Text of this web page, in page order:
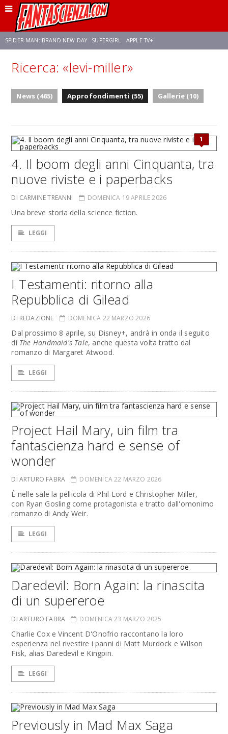
SPIDER-MAN: BRAND NEW DAY SUPERGIRL APPLE TV+
FRANCO RICCIARDIELLO ZENDAYA STAR TREK
Ricerca: «levi-miller»
News (465) Approfondimenti (55) Gallerie (10)
1
4. Il boom degli anni Cinquanta, tra
nuove riviste e i paperbacks
DI CARMINE TREANNI DOMENICA 19 APRILE 2026
Una breve storia della science fiction.
LEGGI
I Testamenti: ritorno alla
Repubblica di Gilead
DI REDAZIONE DOMENICA 22 MARZO 2026
Dal prossimo 8 aprile, su Disney+, andrà in onda il seguito
di The Handmaid's Tale, anche questa volta tratto dal
romanzo di Margaret Atwood.
LEGGI
Project Hail Mary, uin film tra
fantascienza hard e sense of
wonder
DI ARTURO FABRA DOMENICA 22 MARZO 2026
È nelle sale la pellicola di Phil Lord e Christopher Miller,
con Ryan Gosling come protagonista e tratto dall'omonimo
romanzo di Andy Weir.
LEGGI
Daredevil: Born Again: la rinascita
di un supereroe
DI ARTURO FABRA DOMENICA 23 MARZO 2025
Charlie Cox e Vincent D'Onofrio raccontano la loro
esperienza nel rivestire i panni di Matt Murdock e Wilson
Fisk, alias Daredevil e Kingpin.
LEGGI
Previously in Mad Max Saga